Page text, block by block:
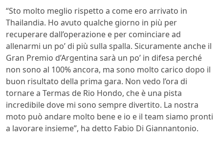
“Sto molto meglio rispetto a come ero arrivato in
Thailandia. Ho avuto qualche giorno in più per
recuperare dall’operazione e per cominciare ad
allenarmi un po’ di più sulla spalla. Sicuramente anche il
Gran Premio d’Argentina sarà un po’ in difesa perché
non sono al 100% ancora, ma sono molto carico dopo il
buon risultato della prima gara. Non vedo l’ora di
tornare a Termas de Rio Hondo, che è una pista
incredibile dove mi sono sempre divertito. La nostra
moto può andare molto bene e io e il team siamo pronti
a lavorare insieme”, ha detto Fabio Di Giannantonio.